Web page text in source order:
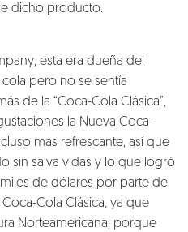
dicho producto.
esta era dueña del
pero no se sentía
de la “Coca-Cola Clásica”,
la Nueva Coca-
mas refrescante, así que
sin salva vidas y lo que logró
de dólares por parte de
Cola Clásica, ya que
Norteamericana, porque